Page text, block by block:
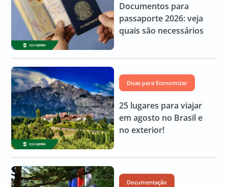
Documentos para
passaporte 2026: veja
quais são necessários
Dicas para Economizar
25 lugares para viajar
em agosto no Brasil e
no exterior!
Documentação